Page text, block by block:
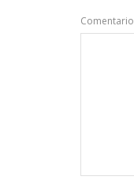
Comentario